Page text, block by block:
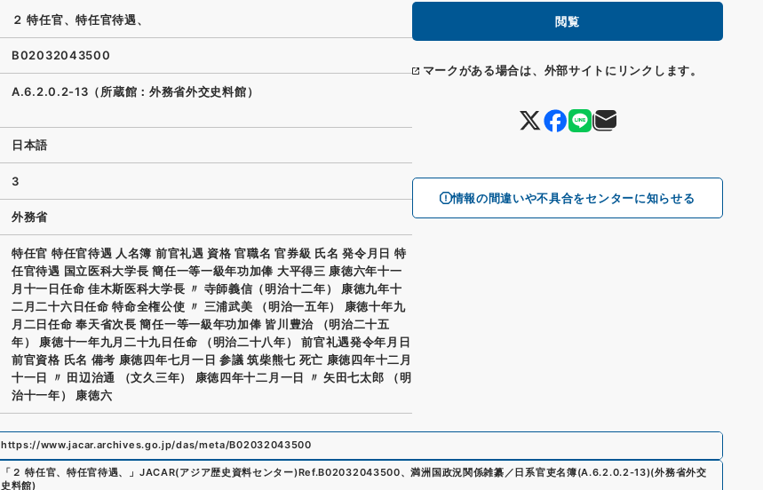
閲覧
マークがある場合は、外部サイトにリンクします。
情報の間違いや不具合をセンターに知らせる
２ 特任官、特任官待遇、
B02032043500
A.6.2.0.2-13（所蔵館：外務省外交史料館）
日本語
3
外務省
特任官 特任官待遇 人名簿 前官礼遇 資格 官職名 官券級 氏名 発令月日 特
任官待遇 国立医科大学長 簡任一等一級年功加俸 大平得三 康徳六年十一
月十一日任命 佳木斯医科大学長 〃 寺師義信（明治十二年） 康徳九年十
二月二十六日任命 特命全権公使 〃 三浦武美 （明治一五年） 康徳十年九
月二日任命 奉天省次長 簡任一等一級年功加俸 皆川豊治 （明治二十五
年） 康徳十一年九月二十九日任命 （明治二十八年） 前官礼遇発令年月日
前官資格 氏名 備考 康徳四年七月一日 参議 筑柴熊七 死亡 康徳四年十二月
十一日 〃 田辺治通 （文久三年） 康徳四年十二月一日 〃 矢田七太郎 （明
治十一年） 康徳六
https://www.jacar.archives.go.jp/das/meta/B02032043500
「 ２ 特任官、特任官待遇、 」 JACAR(アジア歴史資料センター)Ref.B02032043500、満洲国政況関係雑纂／日系官吏名簿(A.6.2.0.2-13)(外務省外交
史料館)